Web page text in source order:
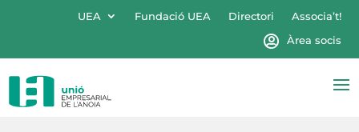
UEA Fundació UEA Directori
Associa’t!
Àrea socis